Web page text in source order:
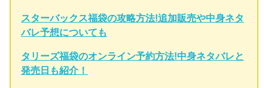
スターバックス福袋の攻略方法!追加販売や中身ネタ
バレ予想についても
タリーズ福袋のオンライン予約方法!中身ネタバレと
発売日も紹介！